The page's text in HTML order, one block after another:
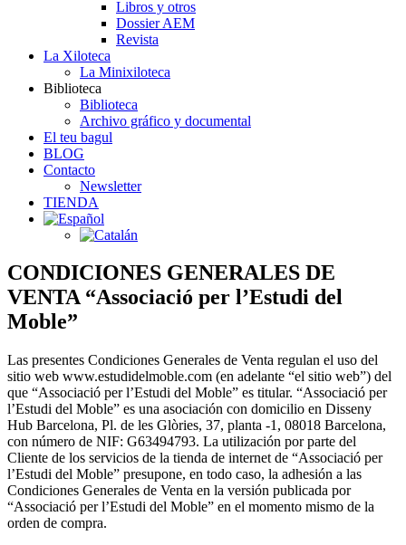
Libros y otros
Dossier AEM
Revista
La Xiloteca
La Minixiloteca
Biblioteca
Biblioteca
Archivo gráfico y documental
El teu bagul
BLOG
Contacto
Newsletter
TIENDA
CONDICIONES GENERALES DE
VENTA “Associació per l’Estudi del
Moble”
Las presentes Condiciones Generales de Venta regulan el uso del
sitio web www.estudidelmoble.com (en adelante “el sitio web”) del
que “Associació per l’Estudi del Moble” es titular. “Associació per
l’Estudi del Moble” es una asociación con domicilio en Disseny
Hub Barcelona, Pl. de les Glòries, 37, planta -1, 08018 Barcelona,
con número de NIF: G63494793. La utilización por parte del
Cliente de los servicios de la tienda de internet de “Associació per
l’Estudi del Moble” presupone, en todo caso, la adhesión a las
Condiciones Generales de Venta en la versión publicada por
“Associació per l’Estudi del Moble” en el momento mismo de la
orden de compra.